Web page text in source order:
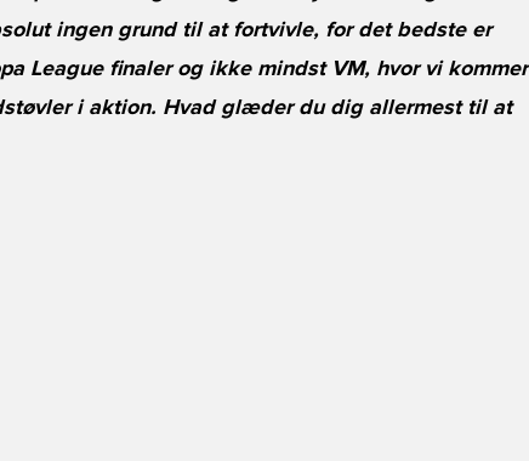
ingen grund til at fortvivle, for det bedste er
League finaler og ikke mindst VM, hvor vi kommer
i aktion. Hvad glæder du dig allermest til at